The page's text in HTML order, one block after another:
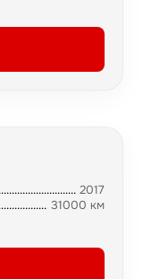
2017
31000 км